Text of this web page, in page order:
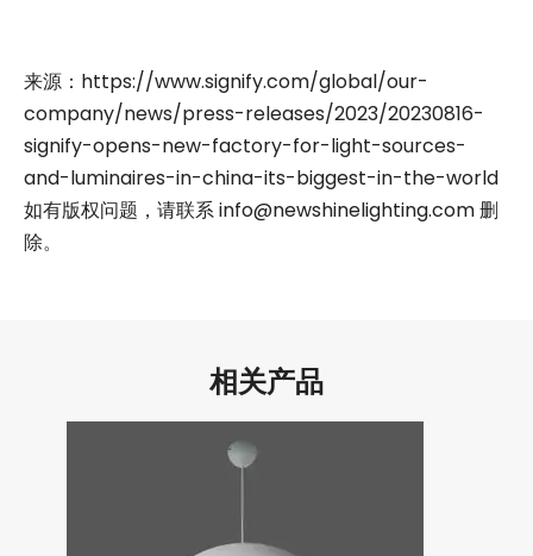
来源：https://www.signify.com/global/our-
company/news/press-releases/2023/20230816-
signify-opens-new-factory-for-light-sources-
and-luminaires-in-china-its-biggest-in-the-world
如有版权问题，请联系 info@newshinelighting.com 删
除。
建筑照明制造商
照明领域
相关产品